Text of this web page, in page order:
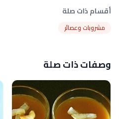
أقسام ذات صلة
مشروبات وعصائر
وصفات ذات صلة